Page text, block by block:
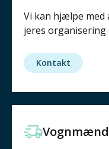
Vi kan hjælpe
jeres organisering
Kontakt
Vognmænd